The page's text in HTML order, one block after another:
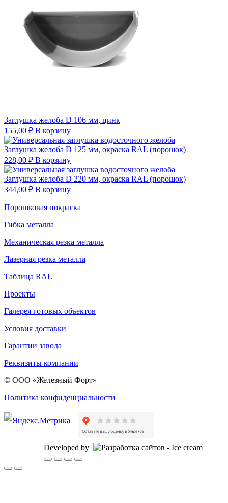
Заглушка желоба D 106 мм, цинк
155,00 ₽ В корзину
Заглушка желоба D 125 мм, окраска RAL (порошок)
228,00 ₽ В корзину
Заглушка желоба D 220 мм, окраска RAL (порошок)
344,00 ₽ В корзину
Порошковая покраска
Гибка металла
Механическая резка металла
Лазерная резка металла
Таблица RAL
Проекты
Галерея готовых объектов
Условия доставки
Гарантии завода
Реквизиты компании
© ООО «Железный Форт»
Политика конфиденциальности
Developed by